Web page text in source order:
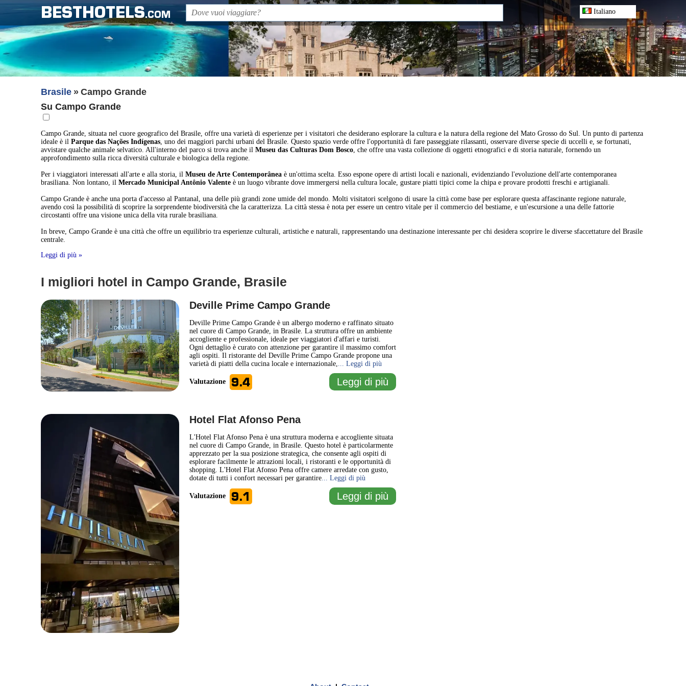
BESTHOTELS.COM Italiano
Brasile
Campo Grande
Su Campo Grande
Campo Grande, situata nel cuore geografico del Brasile, offre una varietà di esperienze per i visitatori che desiderano esplorare la cultura e la natura della regione del Mato Grosso do Sul. Un punto di partenza
ideale è ilParque das Nações Indígenas, uno dei maggiori parchi urbani del Brasile. Questo spazio verde offre l'opportunità di fare passeggiate rilassanti, osservare diverse specie di uccelli e, se fortunati,
avvistare qualche animale selvatico. All'interno del parco si trova anche ilMuseu das Culturas Dom Bosco, che offre una vasta collezione di oggetti etnografici e di storia naturale, fornendo un
approfondimento sulla ricca diversità culturale e biologica della regione.
Per i viaggiatori interessati all'arte e alla storia, ilMuseu de Arte Contemporânea è un'ottima scelta. Esso espone opere di artisti locali e nazionali, evidenziando l'evoluzione dell'arte contemporanea
brasiliana. Non lontano, ilMercado Municipal Antônio Valente è un luogo vibrante dove immergersi nella cultura locale, gustare piatti tipici come la chipa e provare prodotti freschi e artigianali.
Campo Grande è anche una porta d'accesso al Pantanal, una delle più grandi zone umide del mondo. Molti visitatori scelgono di usare la città come base per esplorare questa affascinante regione naturale,
avendo così la possibilità di scoprire la sorprendente biodiversità che la caratterizza. La città stessa è nota per essere un centro vitale per il commercio del bestiame, e un'escursione a una delle fattorie
circostanti offre una visione unica della vita rurale brasiliana.
In breve, Campo Grande è una città che offre un equilibrio tra esperienze culturali, artistiche e naturali, rappresentando una destinazione interessante per chi desidera scoprire le diverse sfaccettature del Brasile
centrale.
Leggi di più »
I migliori hotel in Campo Grande, Brasile
Deville Prime Campo Grande
Deville Prime Campo Grande è un albergo moderno e raffinato situato
nel cuore di Campo Grande, in Brasile. La struttura offre un ambiente
accogliente e professionale, ideale per viaggiatori d'affari e turisti.
Ogni dettaglio è curato con attenzione per garantire il massimo comfort
agli ospiti. Il ristorante del Deville Prime Campo Grande propone una
varietà di piatti della cucina locale e internazionale,... Leggi di più
Valutazione 9.4 Leggi di più
Hotel Flat Afonso Pena
L'Hotel Flat Afonso Pena è una struttura moderna e accogliente situata
nel cuore di Campo Grande, in Brasile. Questo hotel è particolarmente
apprezzato per la sua posizione strategica, che consente agli ospiti di
esplorare facilmente le attrazioni locali, i ristoranti e le opportunità di
shopping. L'Hotel Flat Afonso Pena offre camere arredate con gusto,
dotate di tutti i confort necessari per garantire... Leggi di più
Valutazione 9.1 Leggi di più